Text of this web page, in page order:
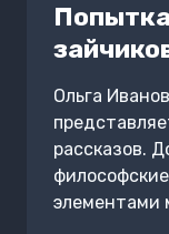
Ольга
рассказов.
элементами